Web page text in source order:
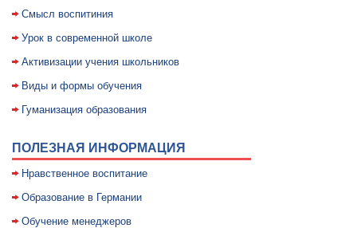
Смысл воспитиния
Уpок в совpеменной школе
Активизации учения школьников
Виды и формы обучения
Гуманизация образования
ПОЛЕЗНАЯ ИНФОРМАЦИЯ
Нравственное воспитание
Образование в Германии
Обучение менеджеров